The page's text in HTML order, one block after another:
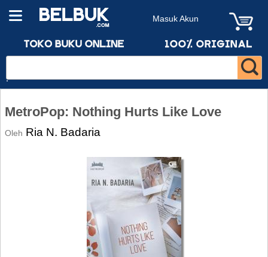
Masuk Akun
MetroPop: Nothing Hurts Like Love
Oleh Ria N. Badaria